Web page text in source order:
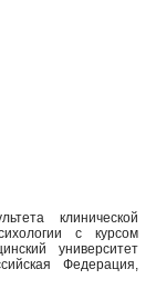
клинической
с курсом
университет
Федерация,